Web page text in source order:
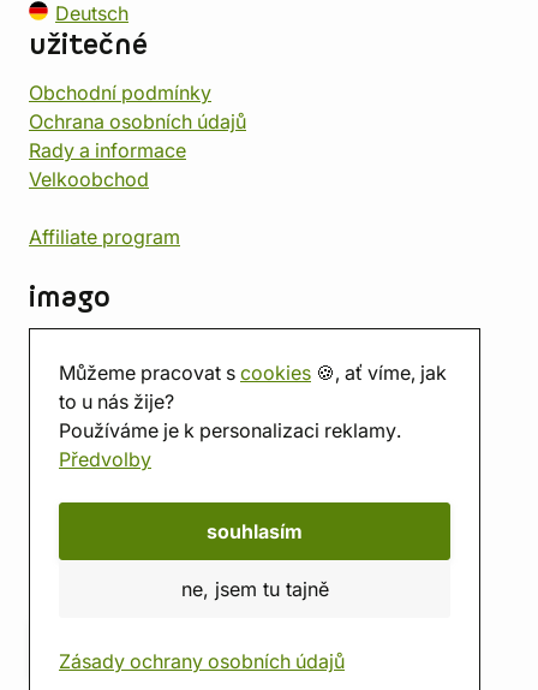
Můžeme pracovat s cookies 🍪, ať víme, jak
to u nás žije?
Používáme je k personalizaci reklamy.
Předvolby
souhlasím
ne, jsem tu tajně
Zásady ochrany osobních údajů
Deutsch
užitečné
Obchodní podmínky
Ochrana osobních údajů
Rady a informace
Velkoobchod
Affiliate program
imago
Prodejna
Herna
O nás
Hodnocení obchodu